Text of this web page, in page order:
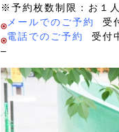
※予約枚数制限：お１
メールでのご予約
受
電話でのご予約
受付
–